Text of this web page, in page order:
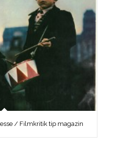
/ Filmkritik tip magazin